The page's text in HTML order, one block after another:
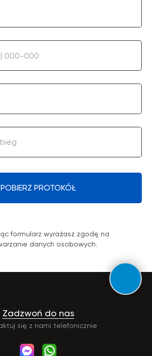
POBIERZ PROTOKÓŁ
formularz wyrażasz zgodę na
danych osobowych.
się z nami telefonicznie
Zadzwoń do nas